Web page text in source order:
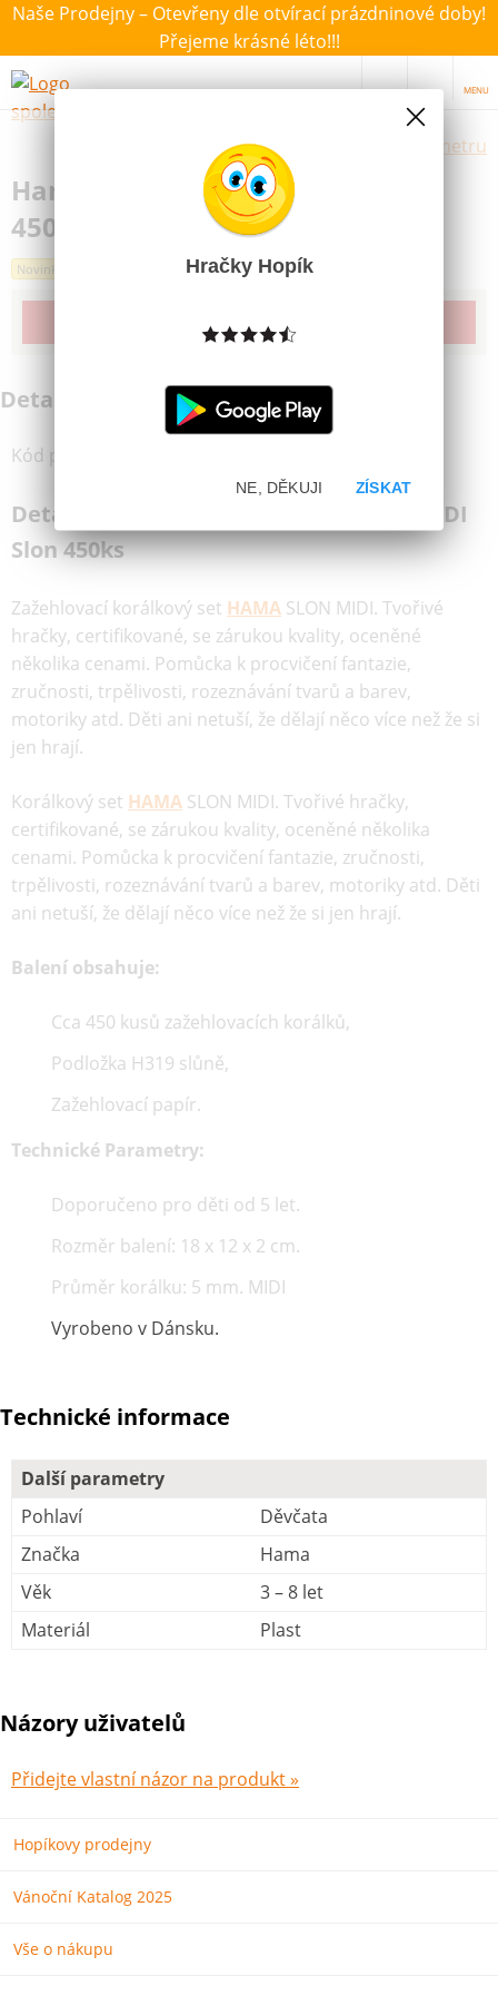
Naše Prodejny – Otevřeny dle otvírací prázdninové doby!
Přejeme krásné léto!!!
MENU
Výběr hraček dle zvoleného parametru
Hama® Korálkový set MIDI Slon
450ks
Novinka
Produkt již bohužel není dostupný
Detailní informace
Kód produktu
Detailní popis Hama® Korálkový set MIDI
Slon 450ks
Zažehlovací korálkový set HAMA SLON MIDI. Tvořivé
hračky, certifikované, se zárukou kvality, oceněné
několika cenami. Pomůcka k procvičení fantazie,
zručnosti, trpělivosti, rozeznávání tvarů a barev,
motoriky atd. Děti ani netuší, že dělají něco více než že si
jen hrají.
Korálkový set HAMA SLON MIDI. Tvořivé hračky,
certifikované, se zárukou kvality, oceněné několika
cenami. Pomůcka k procvičení fantazie, zručnosti,
trpělivosti, rozeznávání tvarů a barev, motoriky atd. Děti
ani netuší, že dělají něco více než že si jen hrají.
Balení obsahuje:
Cca 450 kusů zažehlovacích korálků,
Podložka H319 slůně,
Zažehlovací papír.
Technické Parametry:
Doporučeno pro děti od 5 let.
Rozměr balení: 18 x 12 x 2 cm.
Průměr korálku: 5 mm. MIDI
Vyrobeno v Dánsku.
Technické informace
Další parametry
Pohlaví
Děvčata
Značka
Hama
Věk
3 – 8 let
Materiál
Plast
Názory uživatelů
Přidejte vlastní názor na produkt »
Hopíkovy prodejny
Vánoční Katalog 2025
Vše o nákupu
Hračky Hopík
ZÍSKAT
NE, DĚKUJI